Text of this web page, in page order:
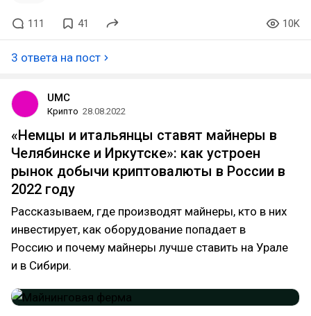
111 41 10K
3 ответа на пост
UMC
Крипто 28.08.2022
«Немцы и итальянцы ставят майнеры в
Челябинске и Иркутске»: как устроен
рынок добычи криптовалюты в России в
2022 году
Рассказываем, где производят майнеры, кто в них
инвестирует, как оборудование попадает в
Россию и почему майнеры лучше ставить на Урале
и в Сибири.